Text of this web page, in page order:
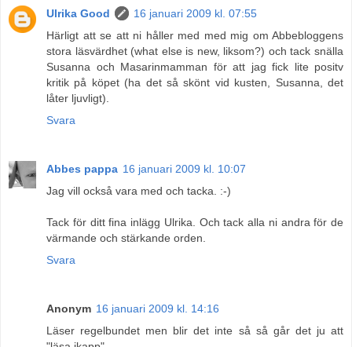
Ulrika Good
16 januari 2009 kl. 07:55
Härligt att se att ni håller med med mig om Abbebloggens
stora läsvärdhet (what else is new, liksom?) och tack snälla
Susanna och Masarinmamman för att jag fick lite positv
kritik på köpet (ha det så skönt vid kusten, Susanna, det
låter ljuvligt).
Svara
Abbes pappa 16 januari 2009 kl. 10:07
Jag vill också vara med och tacka. :-)
Tack för ditt fina inlägg Ulrika. Och tack alla ni andra för de
värmande och stärkande orden.
Svara
Anonym 16 januari 2009 kl. 14:16
Läser regelbundet men blir det inte så så går det ju att